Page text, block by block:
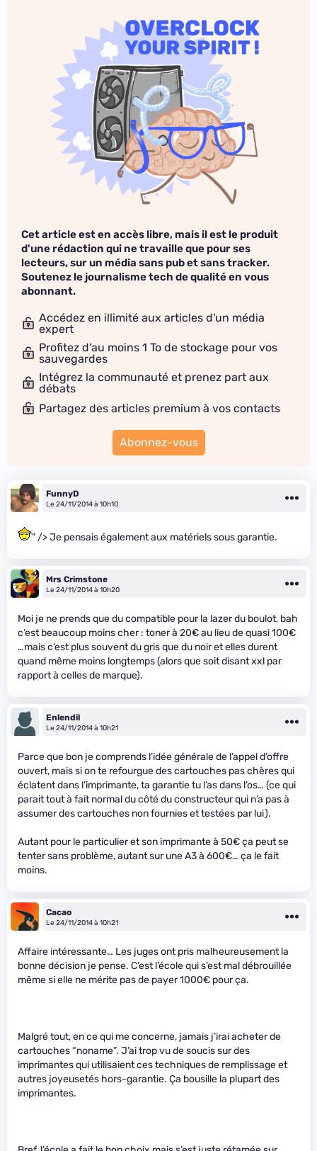
Cet article est en accès libre, mais il est le produit
d'une rédaction qui ne travaille que pour ses
lecteurs, sur un média sans pub et sans tracker.
Soutenez le journalisme tech de qualité en vous
abonnant.
Accédez en illimité aux articles d'un média
expert
Profitez d'au moins 1 To de stockage pour vos
sauvegardes
Intégrez la communauté et prenez part aux
débats
Partagez des articles premium à vos contacts
Abonnez-vous
FunnyD
Le 24/11/2014 à 10h10
" /> Je pensais également aux matériels sous garantie.
Mrs Crimstone
Le 24/11/2014 à 10h20
Moi je ne prends que du compatible pour la lazer du boulot, bah
c’est beaucoup moins cher : toner à 20€ au lieu de quasi 100€
…mais c’est plus souvent du gris que du noir et elles durent
quand même moins longtemps (alors que soit disant xxl par
rapport à celles de marque).
Enlendil
Le 24/11/2014 à 10h21
Parce que bon je comprends l’idée générale de l’appel d’offre
ouvert, mais si on te refourgue des cartouches pas chères qui
éclatent dans l’imprimante, ta garantie tu l’as dans l’os… (ce qui
parait tout à fait normal du côté du constructeur qui n’a pas à
assumer des cartouches non fournies et testées par lui).
Autant pour le particulier et son imprimante à 50€ ça peut se
tenter sans problème, autant sur une A3 à 600€… ça le fait
moins.
Cacao
Le 24/11/2014 à 10h21
Affaire intéressante… Les juges ont pris malheureusement la
bonne décision je pense. C’est l’école qui s’est mal débrouillée
même si elle ne mérite pas de payer 1000€ pour ça.
Malgré tout, en ce qui me concerne, jamais j’irai acheter de
cartouches “noname”. J’ai trop vu de soucis sur des
imprimantes qui utilisaient ces techniques de remplissage et
autres joyeusetés hors-garantie. Ça bousille la plupart des
imprimantes.